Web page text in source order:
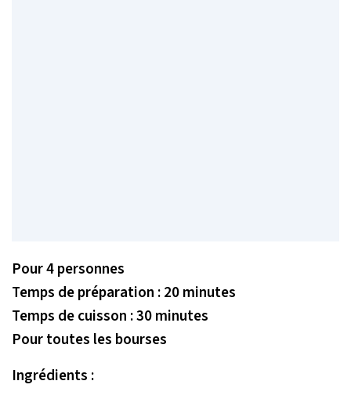
Pour 4 personnes
Temps de préparation : 20 minutes
Temps de cuisson : 30 minutes
Pour toutes les bourses
Ingrédients :